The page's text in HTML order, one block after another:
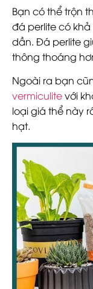
Bạn có thể trộn
đá perlite có
dần. Đá perlite
thông thoáng
Ngoài ra bạn
vermiculitevới
loại giá thể này
hạt.